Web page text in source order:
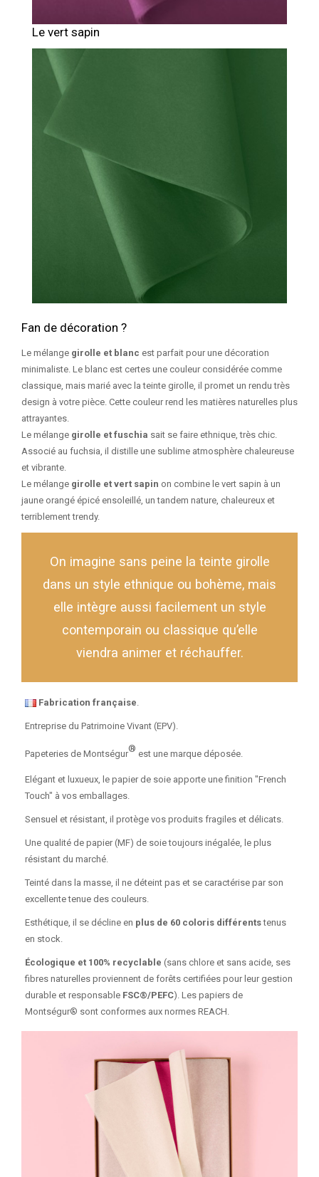
Le vert sapin
Fan de décoration ?
Le mélange girolle et blanc est parfait pour une décoration
minimaliste. Le blanc est certes une couleur considérée comme
classique, mais marié avec la teinte girolle, il promet un rendu très
design à votre pièce. Cette couleur rend les matières naturelles plus
attrayantes.
Le mélange girolle et fuschia sait se faire ethnique, très chic.
Associé au fuchsia, il distille une sublime atmosphère chaleureuse
et vibrante.
Le mélange girolle et vert sapin on combine le vert sapin à un
jaune orangé épicé ensoleillé, un tandem nature, chaleureux et
terriblement trendy.
On imagine sans peine la teinte girolle
dans un style ethnique ou bohème, mais
elle intègre aussi facilement un style
contemporain ou classique qu’elle
viendra animer et réchauffer.
Fabrication française
Entreprise du Patrimoine Vivant (EPV).
Papeteries de Montségur® est une marque déposée.
Elégant et luxueux, le papier de soie apporte une finition "French
Touch" à vos emballages.
Sensuel et résistant, il protège vos produits fragiles et délicats.
Une qualité de papier (MF) de soie toujours inégalée, le plus
résistant du marché.
Teinté dans la masse, il ne déteint pas et se caractérise par son
excellente tenue des couleurs.
Esthétique, il se décline en plus de 60 coloris différentstenus
en stock.
Écologique et 100% recyclable (sans chlore et sans acide, ses
fibres naturelles proviennent de forêts certifiées pour leur gestion
durable et responsable FSC®/PEFC). Les papiers de
Montségur® sont conformes aux normes REACH.